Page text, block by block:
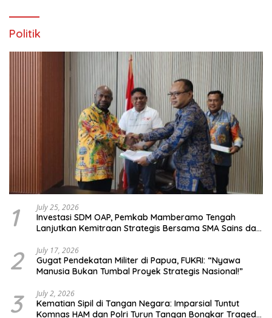
Politik
1 July 25, 2026
Investasi SDM OAP, Pemkab Mamberamo Tengah
Lanjutkan Kemitraan Strategis Bersama SMA Sains dan
2 July 17, 2026
Gugat Pendekatan Militer di Papua, FUKRI: “Nyawa
Manusia Bukan Tumbal Proyek Strategis Nasional!”
3 July 2, 2026
Kematian Sipil di Tangan Negara: Imparsial Tuntut
Komnas HAM dan Polri Turun Tangan Bongkar Tragedi